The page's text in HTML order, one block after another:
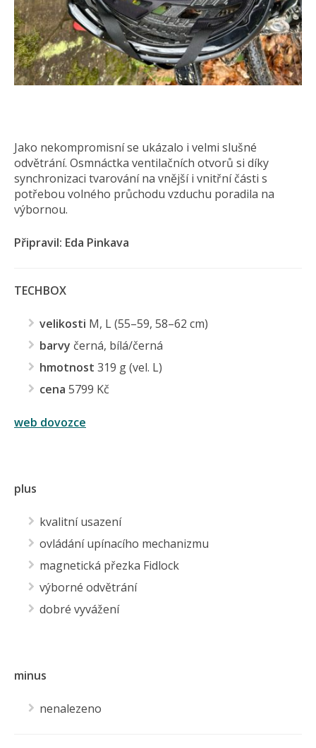
Jako nekompromisní se ukázalo i velmi slušné
odvětrání. Osmnáctka ventilačních otvorů si díky
synchronizaci tvarování na vnější i vnitřní části s
potřebou volného průchodu vzduchu poradila na
výbornou.
Připravil: Eda Pinkava
TECHBOX
velikosti M, L (55–59, 58–62 cm)
barvy černá, bílá/černá
hmotnost 319 g (vel. L)
cena 5799 Kč
web dovozce
plus
kvalitní usazení
ovládání upínacího mechanizmu
magnetická přezka Fidlock
výborné odvětrání
dobré vyvážení
minus
nenalezeno